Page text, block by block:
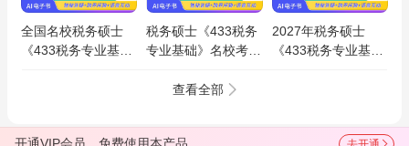
全国名校税务硕士
《433税务专业基
税务硕士《433税务
专业基础》名校考研
AI讲解
2027年税务硕士
《433税务专业基
查看全部